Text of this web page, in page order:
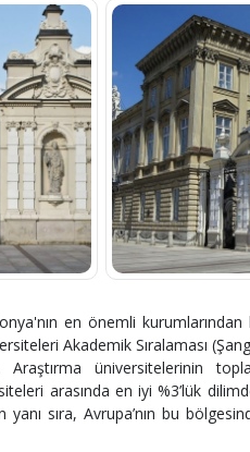
en önemli
Akademik Sıralaması
Araştırma üniversitelerinin
arasında en iyi %3’lük
yanı sıra, Avrupa’nın bu